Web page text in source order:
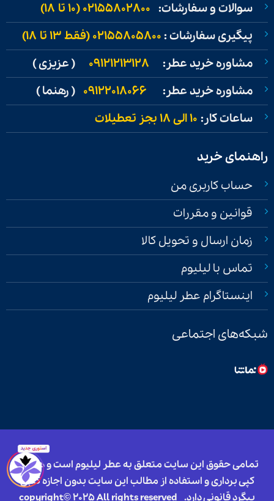
سوالات و سفارشات: 02155802800 (۱۰ تا ۱۸)
پیگیری سفارشات :02155805800 (فقط ۱۳ تا ۱۸)
مشاوره خرید عطر: 09121213128 ( عزیزی )
مشاوره خرید عطر: 09122018066 ( رهنما )
ساعات کار: ۱۰ الی ۱۸ بجز تعطیلات
راهنمای خرید
حساب کاربری من
قوانین و مقررات
زمان ارسال و تحویل کالا
تماس با لیلیوم
اینستاگرام عطر لیلیوم
شبکه‌های اجتماعی
تمامی حقوق این سایت متعلق به عطر لیلیوم است و هرگونه
کپی برداری و استفاده از مطالب این سایت بدون اجازه کتبی
پیگرد قانونی دارد. copyright© 2025 All rights reserved